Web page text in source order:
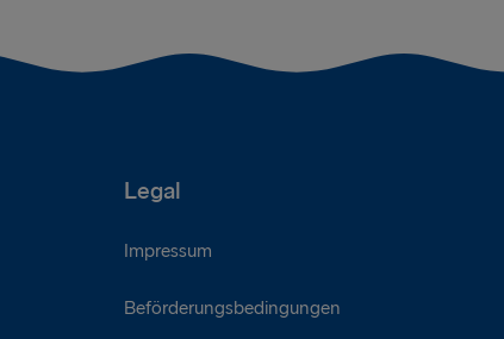
Legal
Impressum
Beförderungsbedingungen